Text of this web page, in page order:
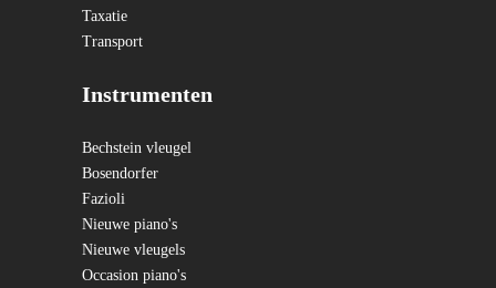
Taxatie
Transport
Instrumenten
Bechstein vleugel
Bosendorfer
Fazioli
Nieuwe piano's
Nieuwe vleugels
Occasion piano's